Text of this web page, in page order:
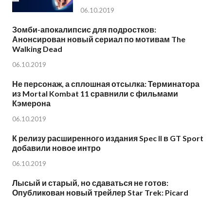
06.10.2019
Зомби-апокалипсис для подростков:
Анонсирован новый сериал по мотивам The
Walking Dead
06.10.2019
Не персонаж, а сплошная отсылка: Терминатора
из Mortal Kombat 11 сравнили с фильмами
Кэмерона
06.10.2019
К релизу расширенного издания Spec II в GT Sport
добавили новое интро
06.10.2019
Лысый и старый, но сдаваться не готов:
Опубликован новый трейлер Star Trek: Picard